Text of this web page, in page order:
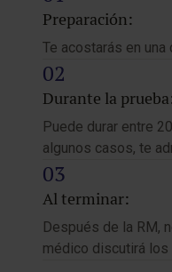
Preparación:
Te acostarás en
Durante la
Puede durar entre
algunos casos, te
Al terminar:
Después de la RM,
médico discutirá